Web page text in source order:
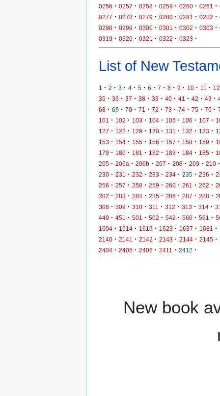
0256 · 0257 · 0258 · 0259 · 0260 · 0261 ·
0277 · 0278 · 0279 · 0280 · 0281 · 0282 ·
0298 · 0299 · 0300 · 0301 · 0302 · 0303 ·
0319 · 0320 · 0321 · 0322 · 0323 ·
List of New
1 · 2 · 3 · 4 · 5 · 6 · 7 · 8 · 9 · 10 · 11 · 12
35 · 36 · 37 · 38 · 39 · 40 · 41 · 42 · 43 ·
68 · 69 · 70 · 71 · 72 · 73 · 74 · 75 · 76 ·
101
· 102 · 103 · 104 · 105 · 106 · 107 ·
127 · 128 · 129 · 130 · 131 · 132 · 133 ·
153 · 154 · 155 · 156 · 157 · 158 · 159 ·
179 · 180 · 181 · 182 · 183 · 184 · 185 ·
205 · 206a · 206b · 207 · 208 · 209 · 210 ·
230 · 231 · 232 · 233 · 234 · 235 · 236 ·
256 · 257 · 258 · 259 · 260 · 261 · 262 ·
282 · 283 · 284 · 285 · 286 · 287 · 288 ·
308 · 309 · 310 · 311 · 312 · 313 · 314 ·
449 · 451 · 501 · 502 · 542 · 560 · 561 ·
1604 · 1614 · 1619 · 1623 · 1637 · 1681 ·
2140 · 2141 · 2142 · 2143 · 2144 · 2145 ·
2404 · 2405 · 2406 · 2411 · 2412 ·
New book